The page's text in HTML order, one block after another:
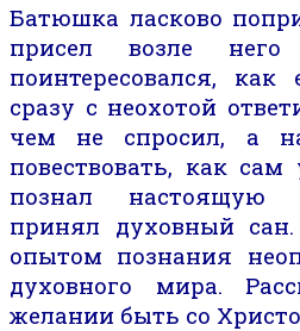
Батюшка ласково
присел возле
поинтересовался, как
сразу с неохотой
чем не спросил, а
повествовать, как сам
познал настоящую
принял духовный сан.
опытом познания
духовного мира.
желании быть со